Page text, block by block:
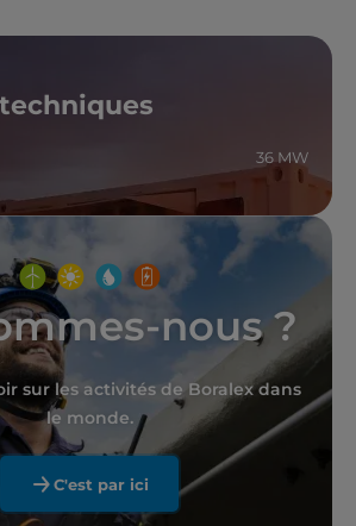
36 MW
nous ?
sur les activités de Boralex dans
le monde.
C'est par ici